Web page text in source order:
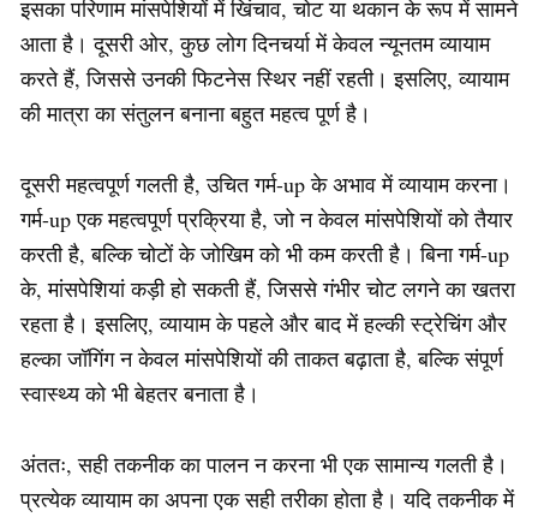
इसका परिणाम मांसपेशियों में खिंचाव, चोट या थकान के रूप में सामने
आता है। दूसरी ओर, कुछ लोग दिनचर्या में केवल न्यूनतम व्यायाम
करते हैं, जिससे उनकी फिटनेस स्थिर नहीं रहती। इसलिए, व्यायाम
की मात्रा का संतुलन बनाना बहुत महत्व पूर्ण है।
दूसरी महत्वपूर्ण गलती है, उचित गर्म-up के अभाव में व्यायाम करना।
गर्म-up एक महत्वपूर्ण प्रक्रिया है, जो न केवल मांसपेशियों को तैयार
करती है, बल्कि चोटों के जोखिम को भी कम करती है। बिना गर्म-up
के, मांसपेशियां कड़ी हो सकती हैं, जिससे गंभीर चोट लगने का खतरा
रहता है। इसलिए, व्यायाम के पहले और बाद में हल्की स्ट्रेचिंग और
हल्का जॉगिंग न केवल मांसपेशियों की ताकत बढ़ाता है, बल्कि संपूर्ण
स्वास्थ्य को भी बेहतर बनाता है।
अंततः, सही तकनीक का पालन न करना भी एक सामान्य गलती है।
प्रत्येक व्यायाम का अपना एक सही तरीका होता है। यदि तकनीक में